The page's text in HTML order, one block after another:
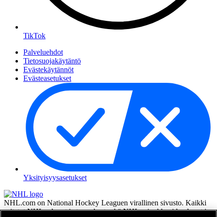
TikTok
Palveluehdot
Tietosuojakäytäntö
Evästekäytännöt
Evästeasetukset
Yksityisyysasetukset
NHL.com on National Hockey Leaguen virallinen sivusto. Kaikki
esitetyt NHL:n logot ja tunnukset sekä NHL:n joukkueiden logot ja